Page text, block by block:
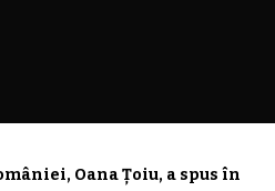
Oana Țoiu, a spus în